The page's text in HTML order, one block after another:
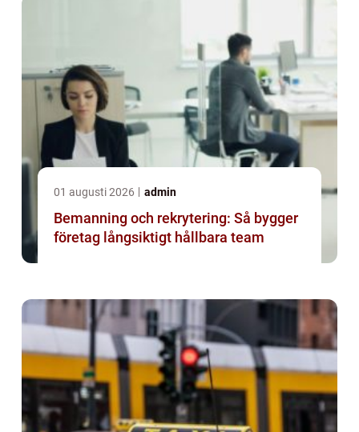
01 augusti 2026 admin
Bemanning och rekrytering: Så bygger
företag långsiktigt hållbara team